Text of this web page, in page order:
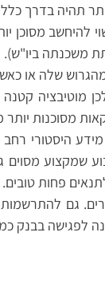
תהיה בדרך כלל
להיחשב מסוכן
משכנתה ביו"ש).
שלה או
מוטיבציה
מסוכנות
היסטורי
שמקצוע מסוים
פחות טובים.
גם
לפגישה בבנק